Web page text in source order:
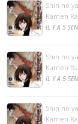
Shin no
Kamen
IL Y A 5
Shin no
Kamen
IL Y A 5
Shin no
Kamen